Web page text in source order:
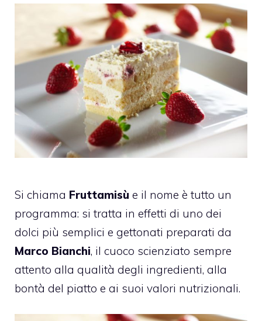
Si chiama Fruttamisù e il nome è tutto un
programma: si tratta in effetti di uno dei
dolci più semplici e gettonati preparati da
Marco Bianchi, il cuoco scienziato sempre
attento alla qualità degli ingredienti, alla
bontà del piatto e ai suoi valori nutrizionali.